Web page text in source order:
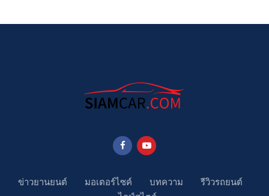
ข่าวยานยนต์ มอเตอร์ไซค์ บทความ
รีวิวรถยนต์